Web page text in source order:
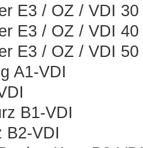
E3 / OZ / VDI 30
E3 / OZ / VDI 40
E3 / OZ / VDI 50
A1-VDI
B1-VDI
B2-VDI